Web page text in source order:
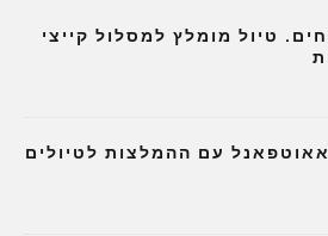
טיול מומלץ למסלול קייצי
עם ההמלצות לטיולים